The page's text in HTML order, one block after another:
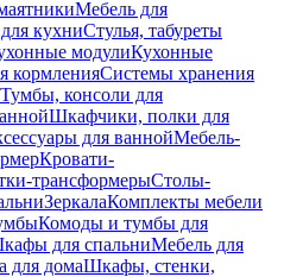
Мебель для
кухниСтулья, табуреты
модулиКухонные
кормленияСистемы хранения
Тумбы, консоли для
Шкафчики, полки для
для ваннойМебель-
Кровати-
трансформерыСтолы-
ЗеркалаКомплекты мебели
Комоды и тумбы для
для спальниМебель для
для домаШкафы, стенки,